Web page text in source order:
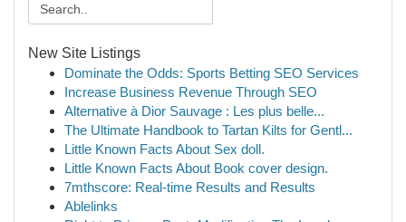
New Site Listings
Dominate the Odds: Sports Betting SEO Services
Increase Business Revenue Through SEO
Alternative à Dior Sauvage : Les plus belle...
The Ultimate Handbook to Tartan Kilts for Gentl...
Little Known Facts About Sex doll.
Little Known Facts About Book cover design.
7mthscore: Real-time Results and Results
Ablelinks